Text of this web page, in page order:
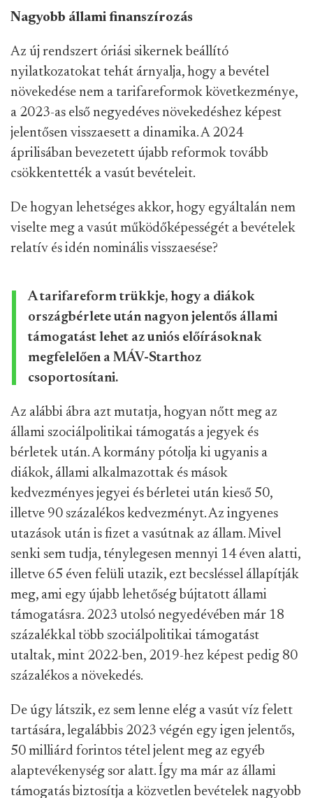
Nagyobb állami finanszírozás
Az új rendszert óriási sikernek beállító
nyilatkozatokat tehát árnyalja, hogy a bevétel
növekedése nem a tarifareformok következménye,
a 2023-as első negyedéves növekedéshez képest
jelentősen visszaesett a dinamika. A 2024
áprilisában bevezetett újabb reformok tovább
csökkentették a vasút bevételeit.
De hogyan lehetséges akkor, hogy egyáltalán nem
viselte meg a vasút működőképességét a bevételek
relatív és idén nominális visszaesése?
A tarifareform trükkje, hogy a diákok
országbérlete után nagyon jelentős állami
támogatást lehet az uniós előírásoknak
megfelelően a MÁV-Starthoz
csoportosítani.
Az alábbi ábra azt mutatja, hogyan nőtt meg az
állami szociálpolitikai támogatás a jegyek és
bérletek után. A kormány pótolja ki ugyanis a
diákok, állami alkalmazottak és mások
kedvezményes jegyei és bérletei után kieső 50,
illetve 90 százalékos kedvezményt. Az ingyenes
utazások után is fizet a vasútnak az állam. Mivel
senki sem tudja, ténylegesen mennyi 14 éven alatti,
illetve 65 éven felüli utazik, ezt becsléssel állapítják
meg, ami egy újabb lehetőség bújtatott állami
támogatásra. 2023 utolsó negyedévében már 18
százalékkal több szociálpolitikai támogatást
utaltak, mint 2022-ben, 2019-hez képest pedig 80
százalékos a növekedés.
De úgy látszik, ez sem lenne elég a vasút víz felett
tartására, legalábbis 2023 végén egy igen jelentős,
50 milliárd forintos tétel jelent meg az egyéb
alaptevékenység sor alatt. Így ma már az állami
támogatás biztosítja a közvetlen bevételek nagyobb